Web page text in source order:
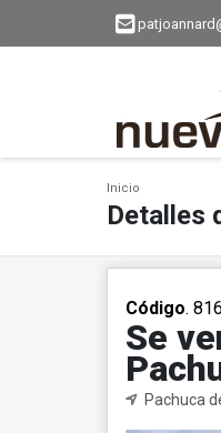
Inicio
Detalles
Código.
Se
Pachuca